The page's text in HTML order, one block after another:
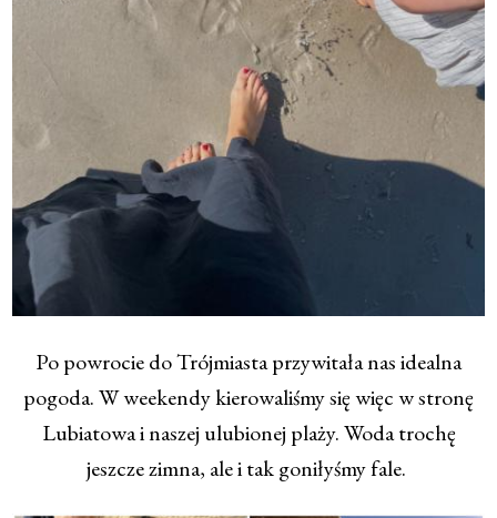
Po powrocie do Trójmiasta przywitała nas idealna
pogoda. W weekendy kierowaliśmy się więc w stronę
Lubiatowa i naszej ulubionej plaży. Woda trochę
jeszcze zimna, ale i tak goniłyśmy fale.